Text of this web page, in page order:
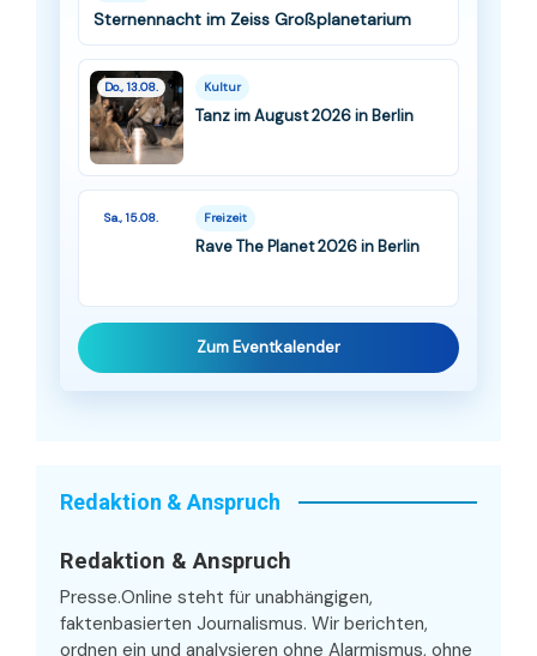
Sternennacht im Zeiss Großplanetarium
Do., 13.08. Kultur
Tanz im August 2026 in Berlin
Sa., 15.08. Freizeit
Rave The Planet 2026 in Berlin
Zum Eventkalender
Redaktion & Anspruch
Redaktion & Anspruch
Presse.Online steht für unabhängigen,
faktenbasierten Journalismus. Wir berichten,
ordnen ein und analysieren ohne Alarmismus, ohne